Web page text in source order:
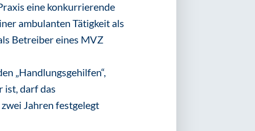
eine konkurrierende
ambulanten Tätigkeit als
Betreiber eines MVZ
„Handlungsgehilfen“,
ist, darf das
Jahren festgelegt